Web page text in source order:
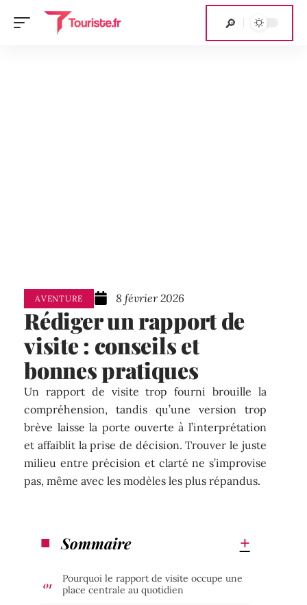
AVENTURE 8 février 2026
Rédiger un rapport de
visite : conseils et
bonnes pratiques
Un rapport de visite trop fourni brouille la
compréhension, tandis qu’une version trop
brève laisse la porte ouverte à l’interprétation
et affaiblit la prise de décision. Trouver le juste
milieu entre précision et clarté ne s’improvise
pas, même avec les modèles les plus répandus.
Sommaire
Pourquoi le rapport de visite occupe une
place centrale au quotidien